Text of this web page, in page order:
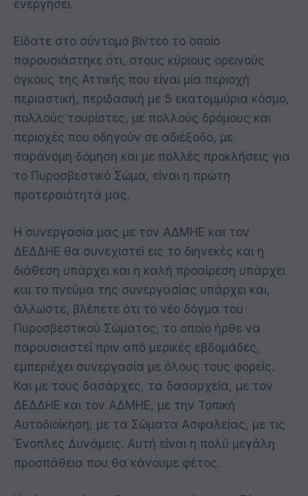
ενεργήσει.
Είδατε στο σύντομο βίντεο το οποίο
παρουσιάστηκε ότι, στους κύριους ορεινούς
όγκους της Αττικής που είναι μία περιοχή
περιαστική, περιδασική με 5 εκατομμύρια κόσμο,
πολλούς τουρίστες, με πολλούς δρόμους και
περιοχές που οδηγούν σε αδιέξοδο, με
παράνομη δόμηση και με πολλές προκλήσεις για
το Πυροσβεστικό Σώμα, είναι η πρώτη
προτεραιότητά μας.
Η συνεργασία μας με τον ΑΔΜΗΕ και τον
ΔΕΔΔΗΕ θα συνεχιστεί εις το διηνεκές και η
διάθεση υπάρχει και η καλή προαίρεση υπάρχει
και το πνεύμα της συνεργασίας υπάρχει και,
άλλωστε, βλέπετε ότι το νέο δόγμα του
Πυροσβεστικού Σώματος, το οποίο ήρθε να
παρουσιαστεί πριν από μερικές εβδομάδες,
εμπεριέχει συνεργασία με όλους τους φορείς.
Και με τους δασάρχες, τα δασαρχεία, με τον
ΔΕΔΔΗΕ και τον ΑΔΜΗΕ, με την Τοπική
Αυτοδιοίκηση, με τα Σώματα Ασφαλείας, με τις
Ένοπλες Δυνάμεις. Αυτή είναι η πολύ μεγάλη
προσπάθεια που θα κάνουμε φέτος.